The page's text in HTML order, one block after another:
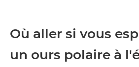
Où aller si vous
un ours polaire à